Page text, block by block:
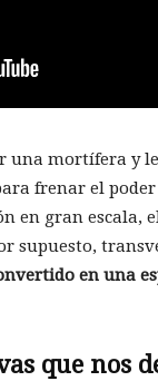
una mortífera y
frenar el
en gran escala,
supuesto,
en una
que nos